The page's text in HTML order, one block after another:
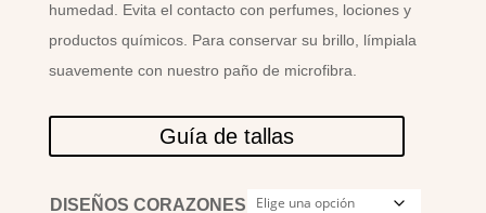
humedad. Evita el contacto con perfumes, lociones y
productos químicos. Para conservar su brillo, límpiala
suavemente con nuestro paño de microfibra.
Guía de tallas
DISEÑOS CORAZONES